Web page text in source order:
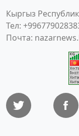
Кыргыз
Тел:
Почта: